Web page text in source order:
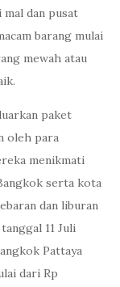
dan pusat
barang mulai
mewah atau
paket
oleh para
menikmati
serta kota
dan liburan
11 Juli
Pattaya
dari Rp